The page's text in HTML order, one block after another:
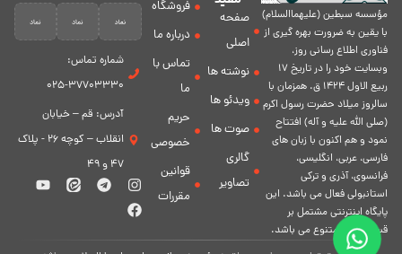
مؤسسه سبطين (عليهماالسلام)
با يقين به ضرورت بهره گیرى از
فناورى اطلاع رسانى روز،
وبسایت خود را در تاريخ 17
ربيع الاول 1424 ق. همزمان با
سالروز ميلاد حضرت رسول اكرم
(صلی الله علیه و آله) افتتاح
نمود و هم اكنون با زبان های
فارسی، عربى، انگلیسی،
فرانسوی، آذری و ترکی
استانبولی فعال مى باشد. اين
پايگاه اينترنتى مشتمل بر
قسمت هاى متنوع مى باشد.
صفحه
اصلی
نوشته ها
ویدئو ها
صوت ها
گالری
تصاویر
فروشگاه
درباره ما
تماس با
ما
حریم
خصوصی
قوانین
مقررات
شماره تماس:
37703330-025
آدرس: قم – خیابان
انقلاب – کوچه 26 - پلاک
47 و 49